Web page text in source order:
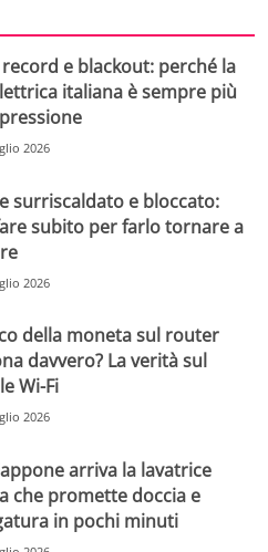
record e blackout: perché la
italiana è sempre più
2026
surriscaldato e bloccato:
subito per farlo tornare a
2026
della moneta sul router
davvero? La verità sul
Wi-Fi
2026
arriva la lavatrice
che promette doccia e
in pochi minuti